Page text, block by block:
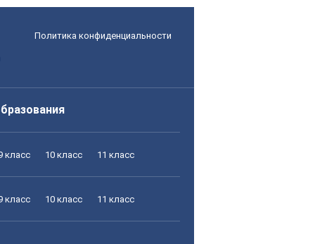
Политика конфиденциальности
класс 10 класс 11 класс
класс 10 класс 11 класс